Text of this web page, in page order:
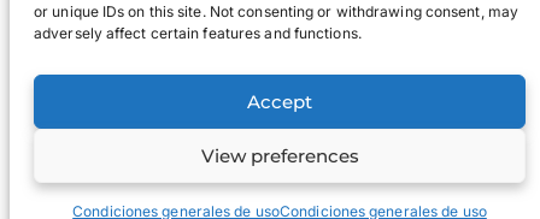
or unique IDs on this site. Not consenting or withdrawing consent, may
adversely affect certain features and functions.
Accept
View preferences
Condiciones generales de usoCondiciones generales de uso
WABOL®
Avís legal Avís de privacitat
© 2022, WABOL i els seus afiliats